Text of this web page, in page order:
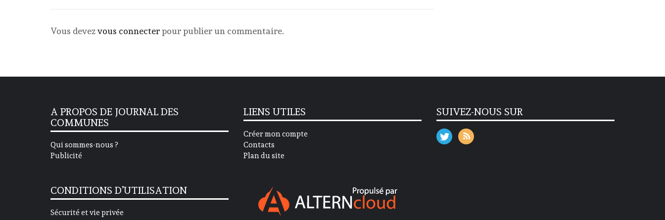
Vous devezvous connecterpour publier un commentaire.
A PROPOS DE JOURNAL DES
COMMUNES
Qui sommes-nous ?
Publicité
CONDITIONS D’UTILISATION
Sécurité et vie privée
LIENS UTILES
Créer mon compte
Contacts
Plan du site
SUIVEZ-NOUS SUR